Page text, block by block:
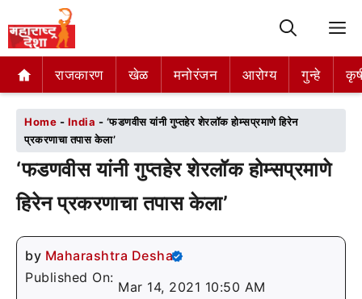
राजकारण खेळ मनोरंजन आरोग्य गुन्हे
राजकारण खेळ मनोरंजन आरोग्य गुन्हे
Home - India - ‘फडणवीस यांनी गुप्तहेर शेरलॉक होम्सप्रमाणे हिरेन
प्रकरणाचा तपास केला’
‘फडणवीस यांनी गुप्तहेर शेरलॉक होम्सप्रमाणे
हिरेन प्रकरणाचा तपास केला’
by Maharashtra Desha
Published On:
Mar 14, 2021 10:50 AM